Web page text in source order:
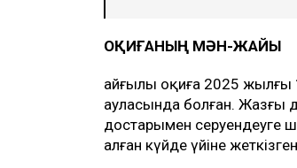
ОҚИҒАНЫҢ МӘН-ЖАЙЫ
Қайғылы оқиға 2025 жылғы
ауласында болған. Жазғы
достарымен серуендеуге
алған күйде үйіне